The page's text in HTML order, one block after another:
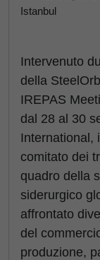
Istanbul
Intervenuto
della
IREPAS
dal 28 al 30
International,
comitato dei
quadro della
siderurgico
affrontato
del
produzione,